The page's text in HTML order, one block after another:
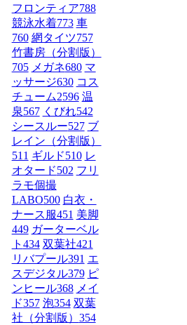
フロンティア788
競泳水着773 車
760 網タイツ757
竹書房（分割版）
705 メガネ680 マ
ッサージ630 コス
チューム2596 温
泉567 くびれ542
シースルー527 ブ
レイン（分割版）
511 ギルド510 レ
オタード502 フリ
ラモ個撮
LABO500 白衣・
ナース服451 美脚
449 ガーターベル
ト 434 双葉社421
リバプール391 エ
スデジタル379 ピ
ンヒール368 メイ
ド357 泡354 双葉
社（分割版） 354